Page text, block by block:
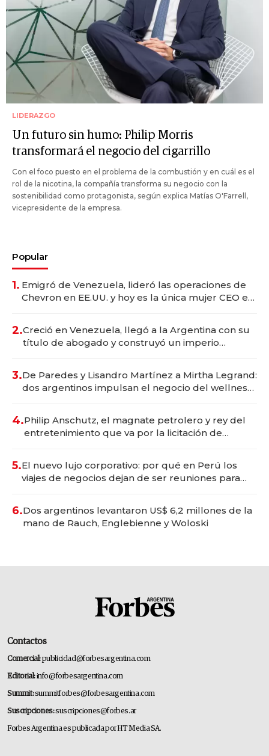
LIDERAZGO
Un futuro sin humo: Philip Morris
transformará el negocio del cigarrillo
Con el foco puesto en el problema de la combustión y en cuál es el
rol de la nicotina, la compañía transforma su negocio con la
sostenibilidad como protagonista, según explica Matías O'Farrell,
vicepresidente de la empresa.
Popular
1. Emigró de Venezuela, lideró las operaciones de
Chevron en EE.UU. y hoy es la única mujer CEO en
2.Creció en Venezuela, llegó a la Argentina con su
título de abogado y construyó un imperio
3.De Paredes y Lisandro Martínez a Mirtha Legrand:
dos argentinos impulsan el negocio del wellness
4.Philip Anschutz, el magnate petrolero y rey del
entretenimiento que va por la licitación de
5.El nuevo lujo corporativo: por qué en Perú los
viajes de negocios dejan de ser reuniones para
6.Dos argentinos levantaron US$ 6,2 millones de la
mano de Rauch, Englebienne y Woloski
Contactos
Comercial:publicidad@forbesargentina.com
Editorial:info@forbesargentina.com
Summit:summitforbes@forbesargentina.com
Suscripciones:suscripciones@forbes.ar
Forbes Argentina es publicada por HT Media SA.